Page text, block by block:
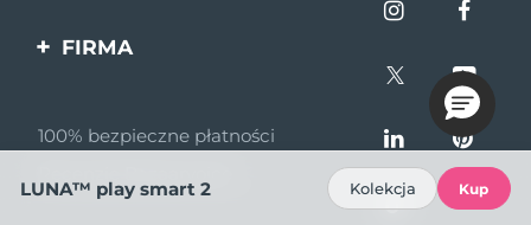
Informacje o baterii
FIRMA
Program partnerski
Wiadomości
100% bezpieczne płatności
LUNA™ play smart 2 Kolekcja Kup